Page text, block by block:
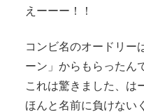
えーーー！！
コンビ名のオードリー
ーン」からもらったん
これは驚きました、は
ほんと名前に負けない